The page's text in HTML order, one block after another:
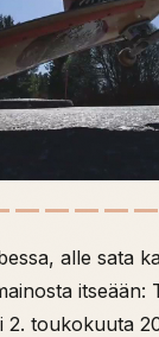
alle sata
itseään:
2. toukokuuta